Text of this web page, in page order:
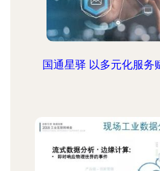
国通星驿 以多元化服务